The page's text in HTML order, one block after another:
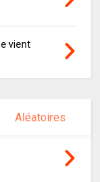
vient
Aléatoires